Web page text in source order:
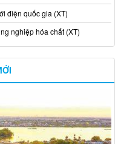
điện quốc gia (XT)
nghiệp hóa chất (XT)